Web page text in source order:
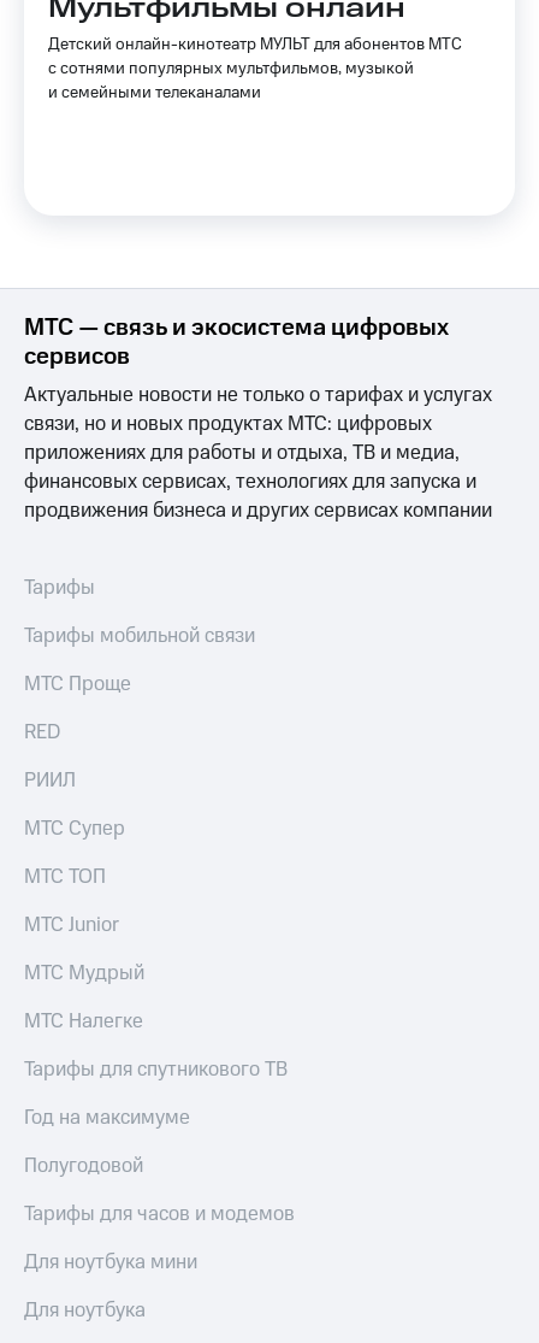
Мультфильмы онлайн
Детский онлайн-кинотеатр МУЛЬТ для абонентов МТС
с сотнями популярных мультфильмов, музыкой
и семейными телеканалами
МТС — связь и экосистема цифровых
сервисов
Актуальные новости не только о тарифах и услугах
связи, но и новых продуктах МТС: цифровых
приложениях для работы и отдыха, ТВ и медиа,
финансовых сервисах, технологиях для запуска и
продвижения бизнеса и других сервисах компании
Тарифы
Тарифы мобильной связи
МТС Проще
RED
РИИЛ
МТС Супер
МТС ТОП
МТС Junior
МТС Мудрый
МТС Налегке
Тарифы для спутникового ТВ
Год на максимуме
Полугодовой
Тарифы для часов и модемов
Для ноутбука мини
Для ноутбука